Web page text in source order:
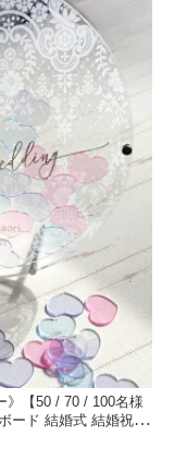
》【50 / 70 / 100名様
ード 結婚式 結婚祝い